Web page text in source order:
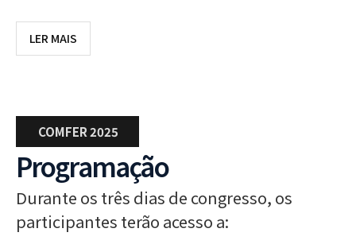
Todos os resumos submetidos serão
avaliados pelo comitê científico. Os
LER MAIS
COMFER 2025
Programação
Durante os três dias de congresso, os
participantes terão acesso a: